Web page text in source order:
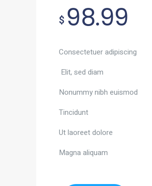
$ 98.99
Consectetuer adipiscing
Elit, sed diam
Nonummy nibh euismod
Tincidunt
Ut laoreet dolore
Magna aliquam